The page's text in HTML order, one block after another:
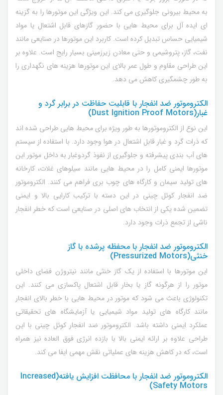
به محیط بیرونی جلوگیری می کند. این ویژگی این موتورها را به گزینه
ای ایده آل برای محیط هایی با حضور گازهای قابل اشتعال یا مواد
شیمیایی حساس تبدیل کرده است. کاربرد این موتورها در صنایعی مانند
نفت، گاز، پتروشیمی و حتی معادن زیرزمینی بسیار رایج است. علاوه بر
این طراحی مقاوم و طول عمر بالای این موتورها هزینه های نگهداری را
به طور چشمگیری کاهش می دهد.
الکتروموتور ضد انفجار با قابلیت حفاظت در برابر گرد و
غبار(Dust Ignition Proof Motors)
این نوع از الکتروموتورها به طور ویژه برای محیط هایی طراحی شده اند
که ذرات گرد و غبار قابل اشتعال در هوا وجود دارد. با استفاده از سیستم
های آب بندی پیشرفته و جلوگیری از نفوذ گردوغبار به داخل موتور این
موتورها ایمنی کامل را در محیط هایی مانند سیلوهای غلات، کارخانه
های تولید سیمان و کارگاه های چوب بری فراهم می کنند. الکتروموتور
ضد انفجار کوئل چینی در این دسته با ترکیب کارایی بالا و ایمنی
تضمین شده یکی از انتخاب های اصلی در صنایعی است که خطر انفجار
ناشی از تجمع ذرات وجود دارد.
الکتروموتور ضد انفجار با محفظه پرشده با گاز
خنثی(Pressurized Motors)
این موتورها با استفاده از یک گاز خنثی مانند نیتروژن فضای داخلی
موتور را از هرگونه گاز یا بخار قابل اشتعال پاکسازی می کنند. این
تکنولوژی باعث می شود که موتور در محیط هایی با خطر بالای انفجار
مانند کارگاه های تولید مواد شیمیایی یا آزمایشگاه های تحقیقاتی
عملکرد ایمنی داشته باشد. الکتروموتور ضد انفجار کوئل چینی با این
طراحی علاوه بر ارائه ایمنی بالا با بازده انرژی فوق العاده نیز همراه
است، که در کاهش هزینه های عملیاتی نقش مهمی ایفا می کند.
الکتروموتور ضد انفجار با محافظت افزایش یافته(Increased
Safety Motors)